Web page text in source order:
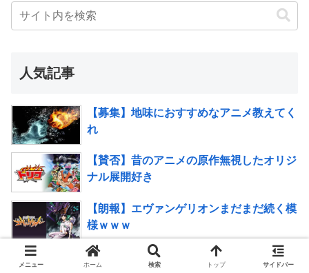
人気記事
【募集】地味におすすめなアニメ教えてく
れ
【賛否】昔のアニメの原作無視したオリジ
ナル展開好き
【朗報】エヴァンゲリオンまだまだ続く模
様ｗｗｗ
【画像】庵野秀明が描いたゲッターロボ
メニュー ホーム 検索 トップ サイドバー